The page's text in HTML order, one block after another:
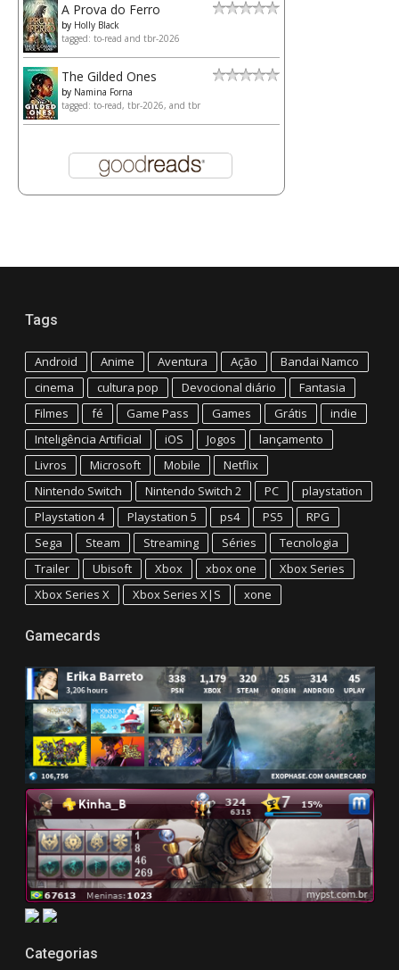
A Prova do Ferro
by Holly Black
tagged: to-read and tbr-2026
The Gilded Ones
by Namina Forna
tagged: to-read, tbr-2026, and tbr
Tags
Android Anime Aventura Ação
Bandai Namco
cinema
cultura pop Devocional diário
Fantasia
Filmes
fé Game Pass Games Grátis
indie
Inteligência Artificial
iOS Jogos
lançamento
Livros
Microsoft Mobile
Netflix
Nintendo Switch
Nintendo Switch 2 PC
playstation
Playstation 4
Playstation 5 ps4 PS5
RPG
Sega
Steam Streaming Séries
Tecnologia
Trailer
Ubisoft Xbox xbox one
Xbox Series
Xbox Series X
Xbox Series X|S xone
Gamecards
Categorias